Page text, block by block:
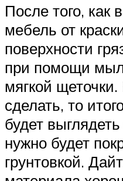
После того, как
мебель от
поверхности
при помощи
мягкой щеточки.
сделать, то
будет
нужно будет
грунтовкой.